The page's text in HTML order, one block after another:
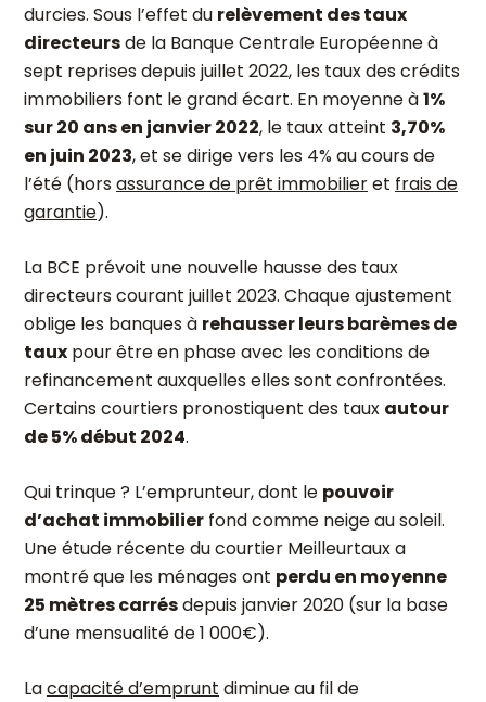
durcies. Sous l’effet du relèvement des taux
directeursde la Banque Centrale Européenne à
sept reprises depuis juillet 2022, les taux des crédits
immobiliers font le grand écart. En moyenne à1%
sur 20 ans en janvier 2022, le taux atteint 3,70%
en juin 2023, et se dirige vers les 4% au cours de
l’été (horsassurance de prêt immobilieret frais de
garantie).
La BCE prévoit une nouvelle hausse des taux
directeurs courant juillet 2023. Chaque ajustement
oblige les banques à rehausser leurs barèmes de
taux pour être en phase avec les conditions de
refinancement auxquelles elles sont confrontées.
Certains courtiers pronostiquent des taux autour
de 5% début 2024.
Qui trinque ? L’emprunteur, dont le pouvoir
d’achat immobilier fond comme neige au soleil.
Une étude récente du courtier Meilleurtaux a
montré que les ménages ont perdu en moyenne
25 mètres carrésdepuis janvier 2020 (sur la base
d’une mensualité de 1 000€).
Lacapacité d’emprunt diminue au fil de